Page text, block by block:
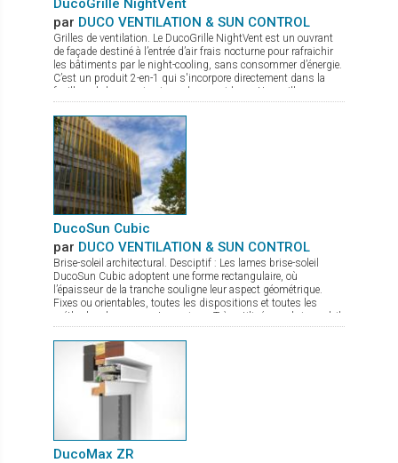
DucoGrille NightVent
par DUCO VENTILATION & SUN CONTROL
Grilles de ventilation. Le DucoGrille NightVent est un ouvrant
de façade destiné à l’entrée d’air frais nocturne pour rafraichir
les bâtiments par le night-cooling, sans consommer d’énergie.
C’est un produit 2-en-1 qui s'incorpore directement dans la
feuillure de la menuiserie ou du mur-rideau : Une grille
extérieure qui protège de la pluie, des intrusions d’insectes ou
de nuisibles, et de l’effraction Un volet intérieur laqué à
l’esthétique épurée, sans charnières apparentes, avec un très
bon coefficient U (± 1,5 suivant les dimensions) pour une
parfaite isolation thermique (et acoustique)
DucoSun Cubic
par DUCO VENTILATION & SUN CONTROL
Brise-soleil architectural. Desciptif : Les lames brise-soleil
DucoSun Cubic adoptent une forme rectangulaire, où
l’épaisseur de la tranche souligne leur aspect géométrique.
Fixes ou orientables, toutes les dispositions et toutes les
méthodes de pose sont permises. Très utilisées en brise-soleil
vertical (parallèle à la façade), pour des bâtiments à l’esthétique
contemporaine et graphique.
DucoMax ZR